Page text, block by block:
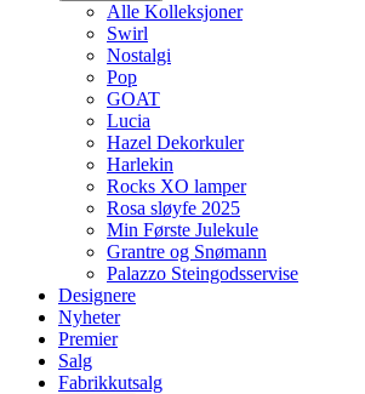
Alle Kolleksjoner
Swirl
Nostalgi
Pop
GOAT
Lucia
Hazel Dekorkuler
Harlekin
Rocks XO lamper
Rosa sløyfe 2025
Min Første Julekule
Grantre og Snømann
Palazzo Steingodsservise
Designere
Nyheter
Premier
Salg
Fabrikkutsalg